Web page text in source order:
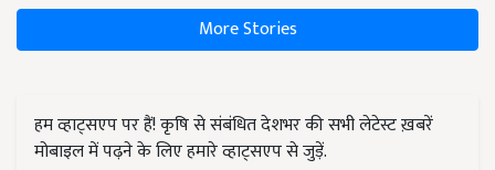
More Stories
हम व्हाट्सएप पर हैं! कृषि से संबंधित देशभर की सभी लेटेस्ट ख़बरें
मोबाइल में पढ़ने के लिए हमारे व्हाट्सएप से जुड़ें.